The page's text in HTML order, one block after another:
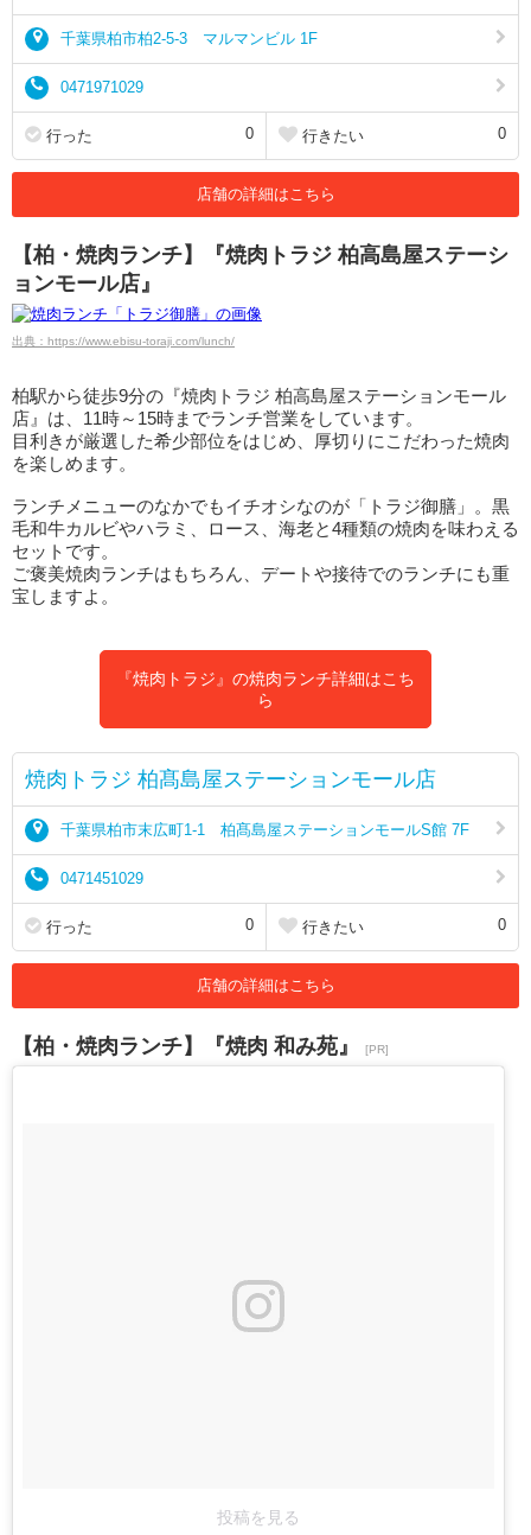
千葉県柏市柏2-5-3 マルマンビル 1F
0471971029
行った 0 行きたい 0
店舗の詳細はこちら
【柏・焼肉ランチ】『焼肉トラジ 柏高島屋ステーシ
ョンモール店』
出典：https://www.ebisu-toraji.com/lunch/
柏駅から徒歩9分の『焼肉トラジ 柏高島屋ステーションモール
店』は、11時～15時までランチ営業をしています。
目利きが厳選した希少部位をはじめ、厚切りにこだわった焼肉
を楽しめます。
ランチメニューのなかでもイチオシなのが「トラジ御膳」。黒
毛和牛カルビやハラミ、ロース、海老と4種類の焼肉を味わえる
セットです。
ご褒美焼肉ランチはもちろん、デートや接待でのランチにも重
宝しますよ。
『焼肉トラジ』の焼肉ランチ詳細はこち
ら
焼肉トラジ 柏髙島屋ステーションモール店
千葉県柏市末広町1-1 柏髙島屋ステーションモールS館 7F
0471451029
行った 0 行きたい 0
店舗の詳細はこちら
【柏・焼肉ランチ】『焼肉 和み苑』 [PR]
投稿を見る